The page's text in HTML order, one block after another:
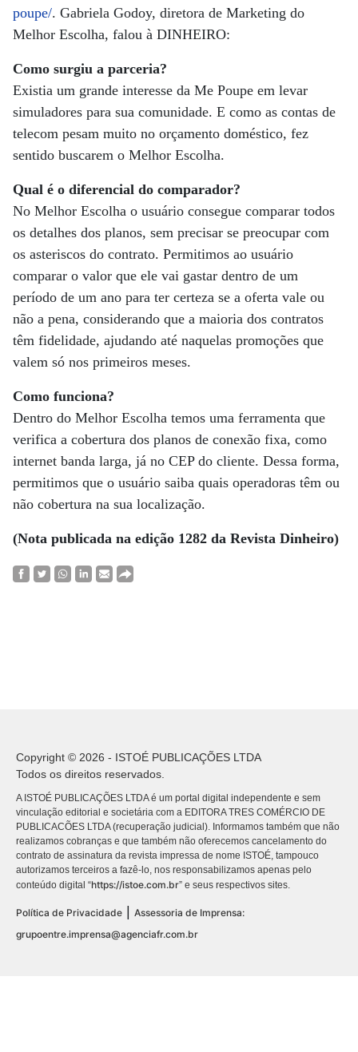
poupe/. Gabriela Godoy, diretora de Marketing do
Melhor Escolha, falou à DINHEIRO:
Como surgiu a parceria?
Existia um grande interesse da Me Poupe em levar
simuladores para sua comunidade. E como as contas de
telecom pesam muito no orçamento doméstico, fez
sentido buscarem o Melhor Escolha.
Qual é o diferencial do comparador?
No Melhor Escolha o usuário consegue comparar todos
os detalhes dos planos, sem precisar se preocupar com
os asteriscos do contrato. Permitimos ao usuário
comparar o valor que ele vai gastar dentro de um
período de um ano para ter certeza se a oferta vale ou
não a pena, considerando que a maioria dos contratos
têm fidelidade, ajudando até naquelas promoções que
valem só nos primeiros meses.
Como funciona?
Dentro do Melhor Escolha temos uma ferramenta que
verifica a cobertura dos planos de conexão fixa, como
internet banda larga, já no CEP do cliente. Dessa forma,
permitimos que o usuário saiba quais operadoras têm ou
não cobertura na sua localização.
(Nota publicada na edição 1282 da Revista Dinheiro)
Copyright © 2026 - ISTOÉ PUBLICAÇÕES LTDA
Todos os direitos reservados.
A ISTOÉ PUBLICAÇÕES LTDA é um portal digital independente e sem
vinculação editorial e societária com a EDITORA TRES COMÉRCIO DE
PUBLICACÕES LTDA (recuperação judicial). Informamos também que não
realizamos cobranças e que também não oferecemos cancelamento do
contrato de assinatura da revista impressa de nome ISTOÉ, tampouco
autorizamos terceiros a fazê-lo, nos responsabilizamos apenas pelo
conteúdo digital “https://istoe.com.br” e seus respectivos sites.
Política de Privacidade
Assessoria de Imprensa:
grupoentre.imprensa@agenciafr.com.br